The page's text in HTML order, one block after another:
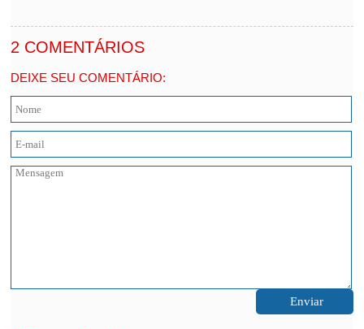
2 COMENTÁRIOS
DEIXE SEU COMENTÁRIO: